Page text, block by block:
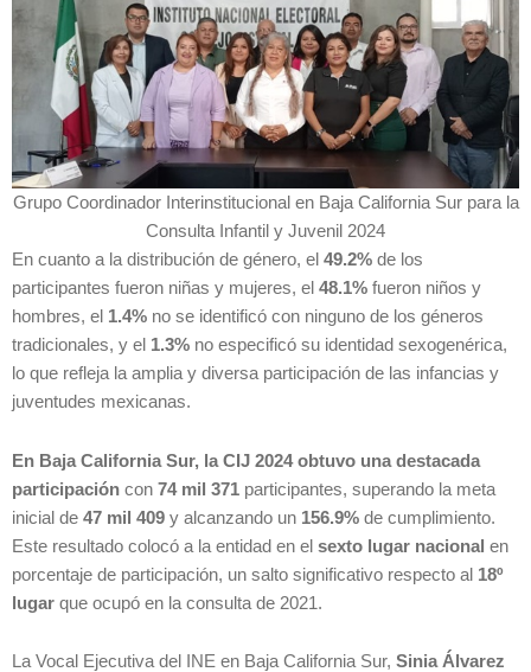
Grupo Coordinador Interinstitucional en Baja California Sur para la
Consulta Infantil y Juvenil 2024
En cuanto a la distribución de género, el 49.2% de los
participantes fueron niñas y mujeres, el 48.1% fueron niños y
hombres, el 1.4% no se identificó con ninguno de los géneros
tradicionales, y el 1.3% no especificó su identidad sexogenérica,
lo que refleja la amplia y diversa participación de las infancias y
juventudes mexicanas.
En Baja California Sur, la CIJ 2024 obtuvo una destacada
participación con 74 mil 371 participantes, superando la meta
inicial de 47 mil 409 y alcanzando un 156.9% de cumplimiento.
Este resultado colocó a la entidad en el sexto lugar nacional en
porcentaje de participación, un salto significativo respecto al 18º
lugar que ocupó en la consulta de 2021.
La Vocal Ejecutiva del INE en Baja California Sur, Sinia Álvarez